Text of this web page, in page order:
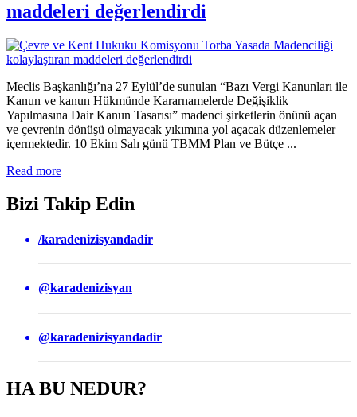
maddeleri değerlendirdi
Meclis Başkanlığı’na 27 Eylül’de sunulan “Bazı Vergi Kanunları ile
Kanun ve kanun Hükmünde Kararnamelerde Değişiklik
Yapılmasına Dair Kanun Tasarısı” madenci şirketlerin önünü açan
ve çevrenin dönüşü olmayacak yıkımına yol açacak düzenlemeler
içermektedir. 10 Ekim Salı günü TBMM Plan ve Bütçe ...
Read more
Bizi Takip Edin
/karadenizisyandadir
@karadenizisyan
@karadenizisyandadir
HA BU NEDUR?